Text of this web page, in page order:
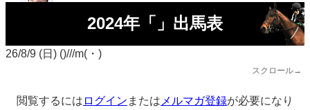
2024年「」出馬表
26/8/9 (日) ()///m(・)
スクロール→
閲覧するには ログイン または メルマガ登録が必要になり